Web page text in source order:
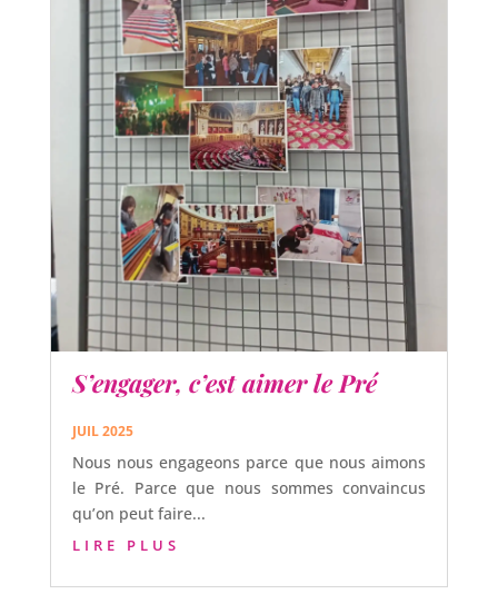
S’engager, c’est aimer le Pré
JUIL 2025
Nous nous engageons parce que nous aimons
le Pré. Parce que nous sommes convaincus
qu’on peut faire...
LIRE PLUS